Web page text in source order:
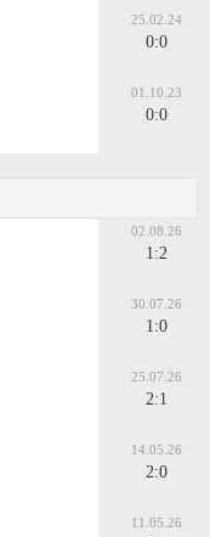
25.02.24
0:0
01.10.23
0:0
02.08.26
1:2
30.07.26
1:0
25.07.26
2:1
14.05.26
2:0
11.05.26